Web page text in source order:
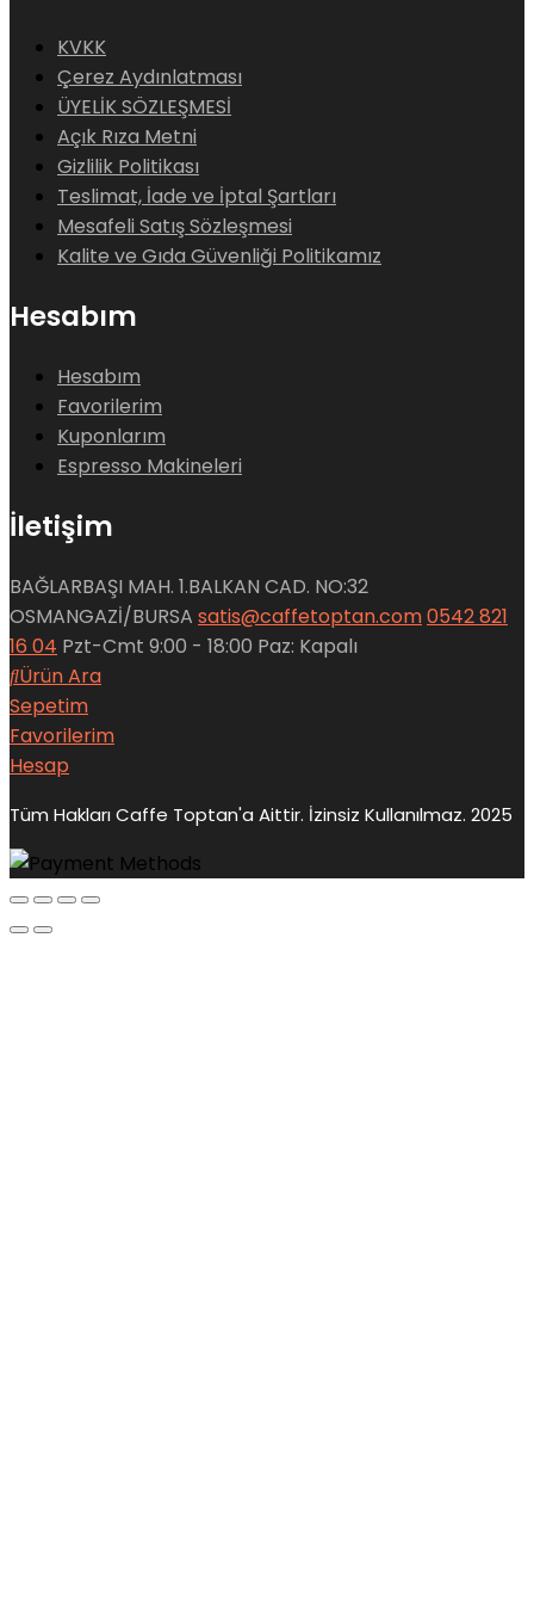
KVKK
Çerez Aydınlatması
ÜYELİK SÖZLEŞMESİ
Açık Rıza Metni
Gizlilik Politikası
Teslimat, İade ve İptal Şartları
Mesafeli Satış Sözleşmesi
Kalite ve Gıda Güvenliği Politikamız
Hesabım
Hesabım
Favorilerim
Kuponlarım
Espresso Makineleri
İletişim
BAĞLARBAŞI MAH. 1.BALKAN CAD. NO:32
OSMANGAZİ/BURSA satis@caffetoptan.com0542 821
16 04 Pzt-Cmt 9:00 - 18:00 Paz: Kapalı
Ürün Ara
Sepetim
Favorilerim
Hesap
Tüm Hakları Caffe Toptan'a Aittir. İzinsiz Kullanılmaz. 2025